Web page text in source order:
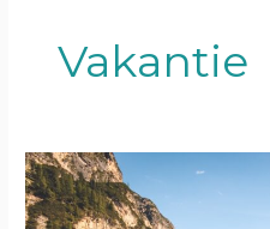
Vakantie
Reizen:
wat
het